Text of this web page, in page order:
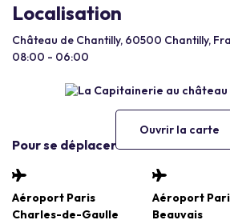
Localisation
Château de Chantilly, 60500 Chantilly,
08:00 - 06:00
Ouvrir la carte
Pour se déplacer
Aéroport Paris
Charles-de-Gaulle
Aéroport
Beauvais